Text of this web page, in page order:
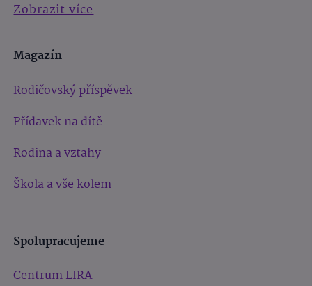
Zobrazit více
Magazín
Rodičovský příspěvek
Přídavek na dítě
Rodina a vztahy
Škola a vše kolem
Spolupracujeme
Centrum LIRA